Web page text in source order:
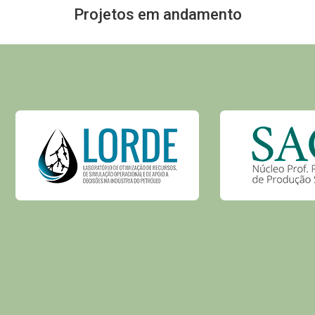
Projetos em andamento